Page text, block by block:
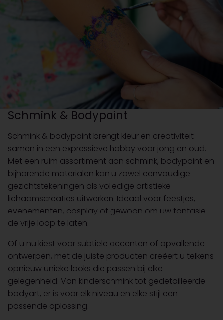
Schmink & Bodypaint
Schmink & bodypaint brengt kleur en creativiteit
samen in een expressieve hobby voor jong en oud.
Met een ruim assortiment aan schmink, bodypaint en
bijhorende materialen kan u zowel eenvoudige
gezichtstekeningen als volledige artistieke
lichaamscreaties uitwerken. Ideaal voor feestjes,
evenementen, cosplay of gewoon om uw fantasie
de vrije loop te laten.
Of u nu kiest voor subtiele accenten of opvallende
ontwerpen, met de juiste producten creëert u telkens
opnieuw unieke looks die passen bij elke
gelegenheid. Van kinderschmink tot gedetailleerde
bodyart, er is voor elk niveau en elke stijl een
passende oplossing.